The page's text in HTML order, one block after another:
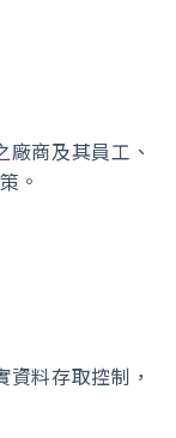
商及其員工、
。
料存取控制，